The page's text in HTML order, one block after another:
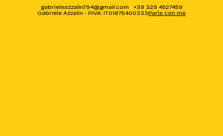
gabrieleazzalin794@gmail.com ‭+39 329 4527459‬
Gabriele Azzalin - P.IVA: IT01875400333Parla con me